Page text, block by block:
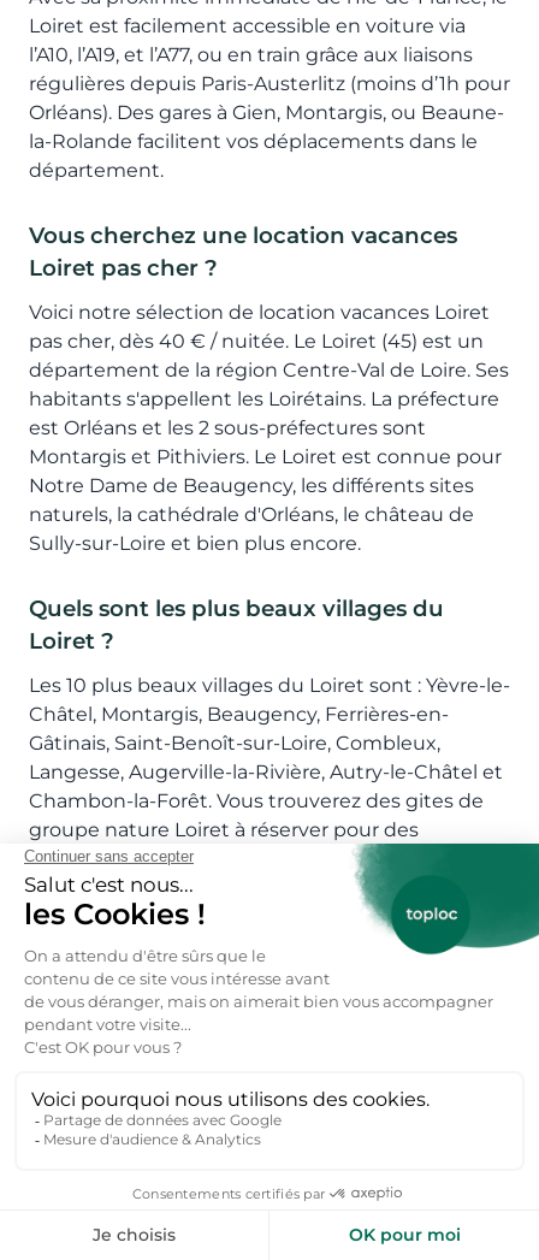
Loiret est facilement accessible en voiture via
l’A10, l’A19, et l’A77, ou en train grâce aux liaisons
régulières depuis Paris-Austerlitz (moins d’1h pour
Orléans). Des gares à Gien, Montargis, ou Beaune-
la-Rolande facilitent vos déplacements dans le
département.
Vous cherchez une location vacances
Loiret pas cher ?
Voici notre sélection de location vacances Loiret
pas cher, dès 40 € / nuitée. Le Loiret (45) est un
département de la région Centre-Val de Loire. Ses
habitants s'appellent les Loirétains. La préfecture
est Orléans et les 2 sous-préfectures sont
Montargis et Pithiviers. Le Loiret est connue pour
Notre Dame de Beaugency, les différents sites
naturels, la cathédrale d'Orléans, le château de
Sully-sur-Loire et bien plus encore.
Quels sont les plus beaux villages du
Loiret ?
Les 10 plus beaux villages du Loiret sont : Yèvre-le-
Châtel, Montargis, Beaugency, Ferrières-en-
Gâtinais, Saint-Benoît-sur-Loire, Combleux,
Langesse, Augerville-la-Rivière, Autry-le-Châtel et
Chambon-la-Forêt. Vous trouverez des gites de
groupe nature Loiret à réserver pour des
vacances en famille ou entre amis.
Quelles sont les randonnées du Loiret à
faire ?
Les randonnées du Loiret à faire sont : Le sentier
des Sources, la balade de Grignon, l’escapade
solognot, le circuit de Bois-le-Roi, la promenade
des moulins.
Que faire pendant vos vacances Loiret ?
Voici 6 idées d’explorations touristiques si vous
venez visiter le Loiret et réservez une location